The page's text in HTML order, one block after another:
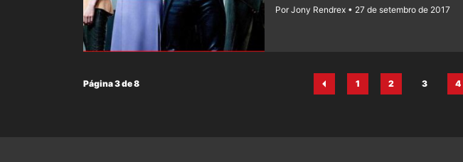
Por Jony Rendrex 27 de setembro de 2017
Página 3 de 8
Página
1
Página
2
Página
3
4